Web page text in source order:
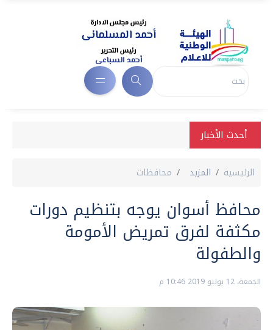
أحدث الأخبار
الرئيسية المزيد محافظات
محافظ أسوان يوجه بتنظيم دورات
مكثفة لفرق تمريض الأمومة
والطفولة
الجمعة، 12 يوليو 2019 10:46 م